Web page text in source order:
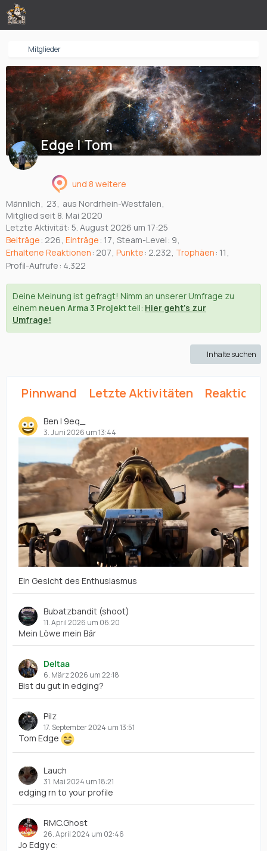
Mitglieder
Edge | Tom
und 8 weitere
Männlich
23
aus Nordrhein-Westfalen
Mitglied seit 8. Mai 2020
Letzte Aktivität: 5. August 2026 um 17:25
Beiträge 226 Einträge 17 Steam-Level 9
Erhaltene Reaktionen 207 Punkte 2.232 Trophäen 11
Profil-Aufrufe 4.322
Deine Meinung ist gefragt! Nimm an unserer Umfrage zu
einem neuen Arma 3 Projektteil: Hier geht's zur
Umfrage!
Inhalte suchen
Pinnwand Letzte Aktivitäten
Ben | 9eq_
3. Juni 2026 um 13:44
Ein Gesicht des Enthusiasmus
Bubatzbandit (shoot)
11. April 2026 um 06:20
Mein Löwe mein Bär
Deltaa
6. März 2026 um 22:18
Bist du gut in edging?
Pilz
17. September 2024 um 13:51
Tom Edge
Lauch
31. Mai 2024 um 18:21
edging rn to your profile
RMC.Ghost
26. April 2024 um 02:46
Jo Edgy c: